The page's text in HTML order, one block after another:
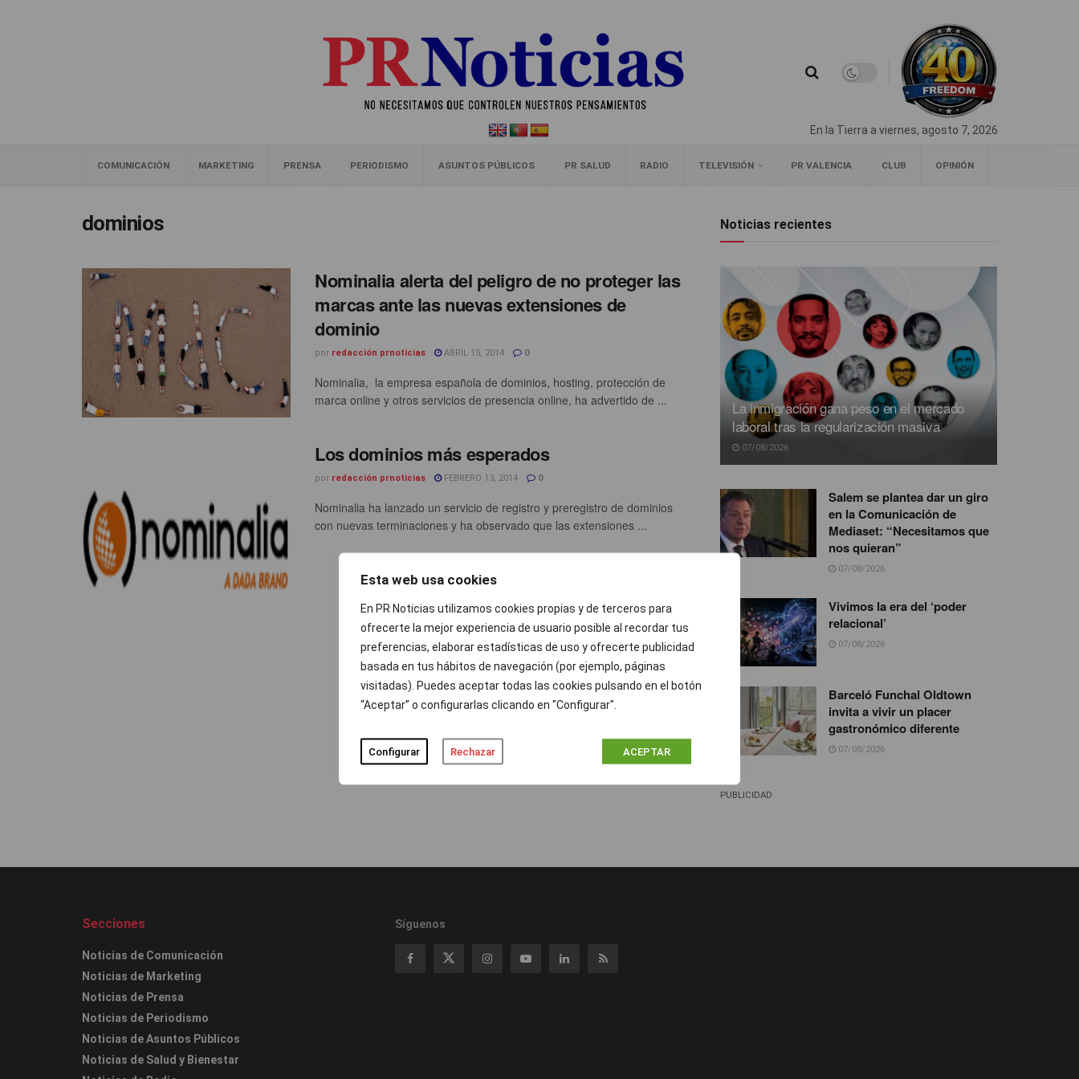
Esta web usa cookies
En PR Noticias utilizamos cookies propias y de terceros para
ofrecerte la mejor experiencia de usuario posible al recordar tus
preferencias, elaborar estadísticas de uso y ofrecerte publicidad
basada en tus hábitos de navegación (por ejemplo, páginas
visitadas). Puedes aceptar todas las cookies pulsando en el botón
“Aceptar” o configurarlas clicando en "Configurar".
Configurar Rechazar ACEPTAR
En la Tierra a viernes, agosto 7, 2026
COMUNICACIÓN MARKETING PRENSA PERIODISMO ASUNTOS PÚBLICOS PR SALUD RADIO TELEVISIÓN PR VALENCIA CLUB OPINIÓN
dominios
Nominalia alerta del peligro de no proteger las
marcas ante las nuevas extensiones de
dominio
por redacción prnoticias ABRIL 15, 2014 0
Nominalia, la empresa española de dominios, hosting, protección de
marca online y otros servicios de presencia online, ha advertido de ...
Los dominios más esperados
por redacción prnoticias FEBRERO 13, 2014 0
Nominalia ha lanzado un servicio de registro y preregistro de dominios
con nuevas terminaciones y ha observado que las extensiones ...
Noticias recientes
La inmigración gana peso en el mercado
laboral tras la regularización masiva
07/08/2026
Salem se plantea dar un giro
en la Comunicación de
Mediaset: “Necesitamos que
nos quieran”
07/08/2026
Vivimos la era del ‘poder
relacional’
07/08/2026
Barceló Funchal Oldtown
invita a vivir un placer
gastronómico diferente
07/08/2026
PUBLICIDAD
Secciones
Noticias de Comunicación
Noticias de Marketing
Noticias de Prensa
Noticias de Periodismo
Noticias de Asuntos Públicos
Noticias de Salud y Bienestar
Síguenos